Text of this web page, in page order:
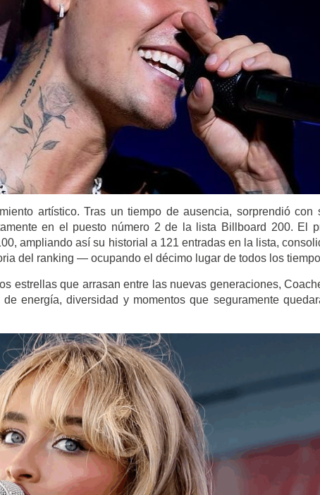
artístico. Tras un tiempo de ausencia, sorprendió con
en el puesto número 2 de la lista Billboard 200. El
ampliando así su historial a 121 entradas en la lista,
del ranking — ocupando el décimo lugar de todos los
estrellas que arrasan entre las nuevas generaciones,
energía, diversidad y momentos que seguramente